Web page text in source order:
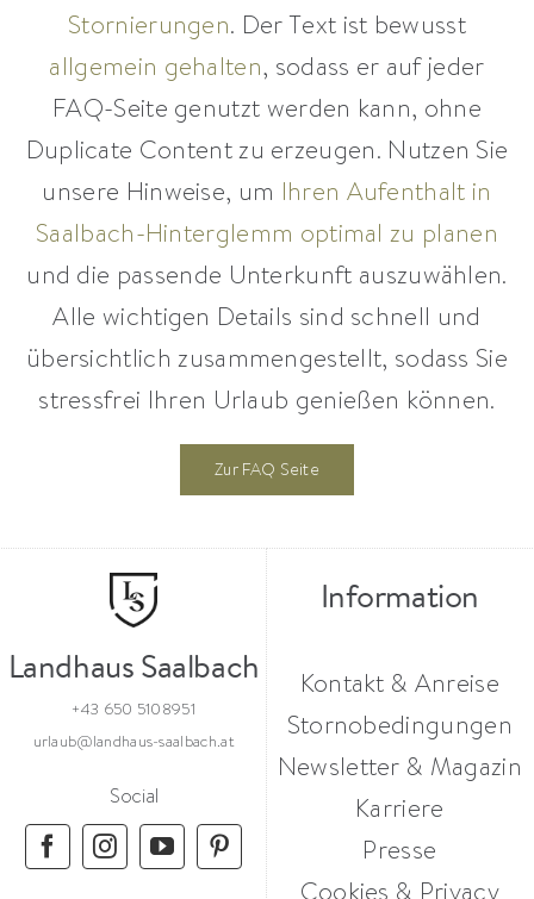
Stornierungen. Der Text ist bewusst
allgemein gehalten, sodass er auf jeder
FAQ-Seite genutzt werden kann, ohne
Duplicate Content zu erzeugen. Nutzen Sie
unsere Hinweise, um Ihren Aufenthalt in
Saalbach-Hinterglemm optimal zu planen
und die passende Unterkunft auszuwählen.
Alle wichtigen Details sind schnell und
übersichtlich zusammengestellt, sodass Sie
stressfrei Ihren Urlaub genießen können.
Zur FAQ Seite
Landhaus Saalbach
+43 650 5108951
urlaub@landhaus-saalbach.at
Social
Information
Kontakt & Anreise
Stornobedingungen
Newsletter & Magazin
Karriere
Presse
Cookies & Privacy